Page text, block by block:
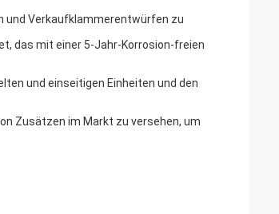
und Verkaufklammerentwürfen zu
das mit einer 5-Jahr-Korrosion-freien
und einseitigen Einheiten und den
Zusätzen im Markt zu versehen, um